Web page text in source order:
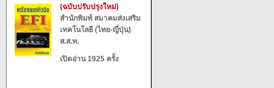
(ฉบับปรับปรุงใหม่)
สำนักพิมพ์ สมาคมส่งเสริม
เทคโนโลยี (ไทย-ญี่ปุ่น)
ส.ส.ท.
เปิดอ่าน 1925 ครั้ง